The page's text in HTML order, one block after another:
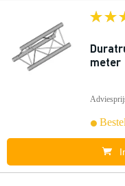
meter